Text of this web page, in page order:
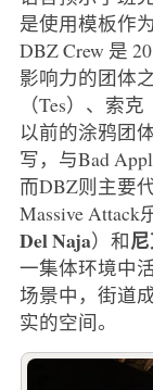
是使用模板作
DBZ Crew 是
影响力的团体
（Tes）、索
以前的涂鸦团
写，与Bad
而DBZ则主要
Massive Attack
Del Naja）和
一集体环境中
场景中，街道
实的空间。